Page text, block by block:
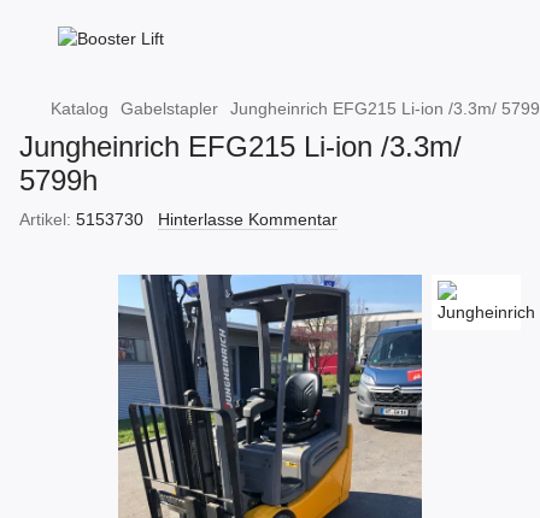
Katalog Gabelstapler Jungheinrich EFG215 Li-ion /3.3m/
Jungheinrich EFG215 Li-ion /3.3m/
5799h
Artikel: 5153730 Hinterlasse Kommentar